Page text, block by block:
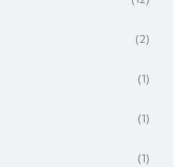
(2)
(1)
(1)
(1)